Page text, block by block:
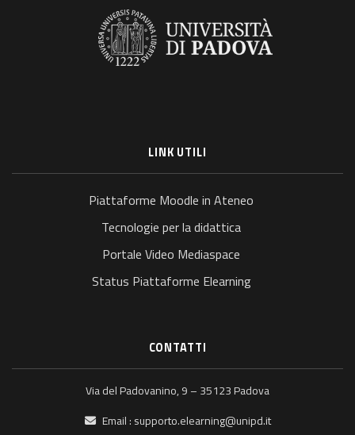
LINK UTILI
Piattaforme Moodle in Ateneo
Tecnologie per la didattica
Portale Video Mediaspace
Status Piattaforme Elearning
CONTATTI
Via del Padovanino, 9 – 35123 Padova
Email : supporto.elearning@unipd.it